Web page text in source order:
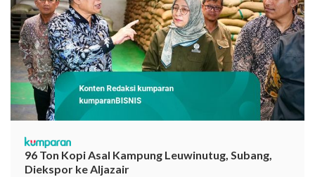
96 Ton Kopi Asal Kampung Leuwinutug, Subang,
Diekspor ke Aljazair